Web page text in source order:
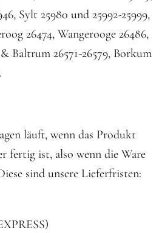
Sylt 25980 und 25992-25999,
26474, Wangerooge 26486,
Baltrum 26571-26579, Borkum
läuft, wenn das Produkt
fertig ist, also wenn die Ware
sind unsere Lieferfristen: